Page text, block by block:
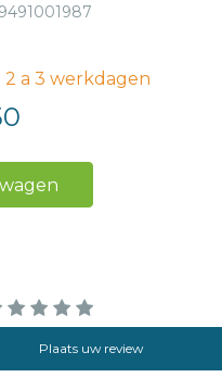
hof te maken en ‘op de
van ‘vrijheid, blijheid, alles
2 a 3 werkdagen
Plaats uw review